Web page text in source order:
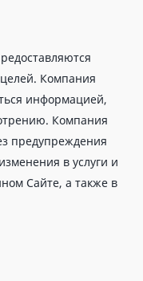
Компания
информацией,
Компания
предупреждения
в услуги и
Сайте, а также в